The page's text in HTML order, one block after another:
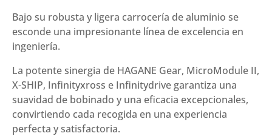
Bajo su robusta y ligera carrocería de aluminio se
esconde una impresionante línea de excelencia en
ingeniería.
La potente sinergia de HAGANE Gear, MicroModule II,
X-SHIP, Infinityxross e Infinitydrive garantiza una
suavidad de bobinado y una eficacia excepcionales,
convirtiendo cada recogida en una experiencia
perfecta y satisfactoria.